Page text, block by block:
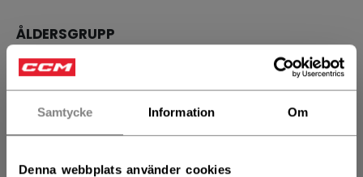
Samtycke Information Om
Denna webbplats använder cookies
ÅLDERSGRUPP
SENIOR 1399,00 kr